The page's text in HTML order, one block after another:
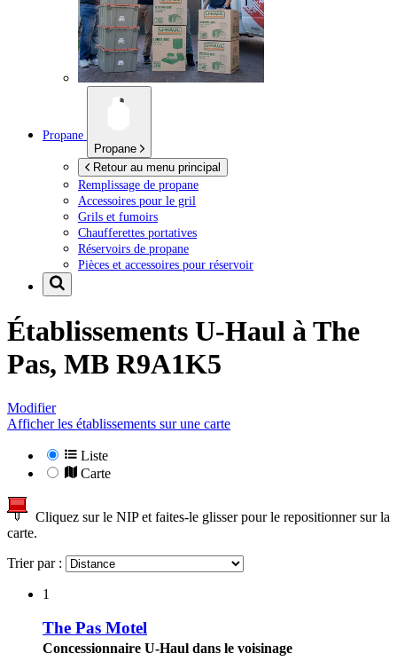
Propane
Propane
Retour au menu principal
Remplissage de propane
Accessoires pour le gril
Grils et fumoirs
Chaufferettes portatives
Réservoirs de propane
Pièces et accessoires pour réservoir
Établissements U-Haul à The
Pas, MB R9A1K5
Modifier
Afficher les établissements sur une carte
Liste
Carte
Cliquez sur le NIP et faites-le glisser pour le repositionner sur la
carte.
Trier par :
1
The Pas Motel
Concessionnaire U-Haul dans le voisinage